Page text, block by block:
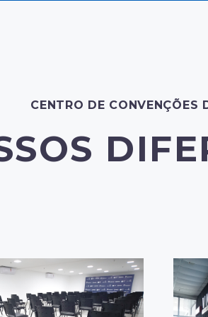
CENTRO DE CONVENÇÕES